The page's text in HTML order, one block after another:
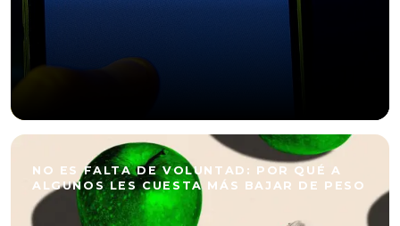
NO ES FALTA DE VOLUNTAD: POR QUÉ A
ALGUNOS LES CUESTA MÁS BAJAR DE PESO